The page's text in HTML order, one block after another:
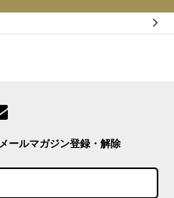
メールマガジン登録・解除